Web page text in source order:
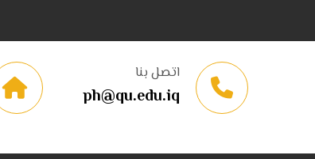
اتصل بنا
ph@qu.edu.iq